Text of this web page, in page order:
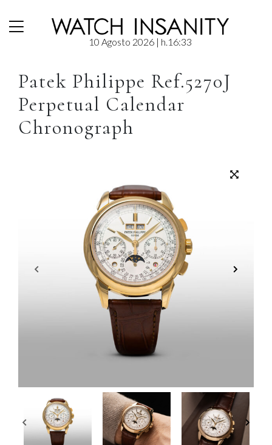
10 Agosto 2026 | h.16:33
Patek Philippe Ref.5270J
Perpetual Calendar
Chronograph